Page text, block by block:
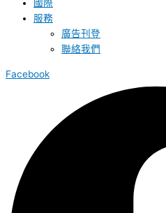
國際
服務
廣告刊登
聯絡我們
Facebook